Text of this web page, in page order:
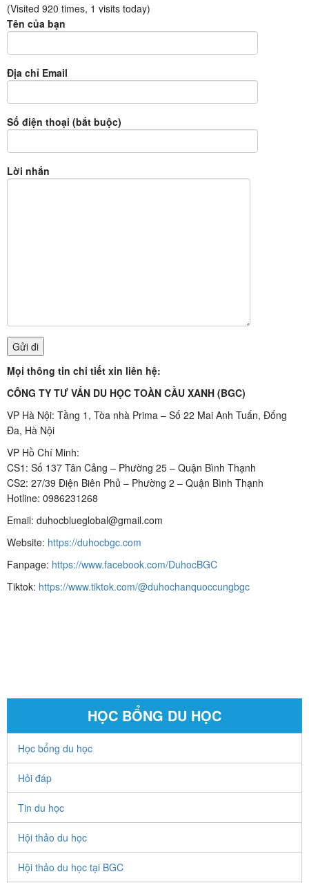
(Visited 920 times, 1 visits today)
Tên của bạn
Địa chỉ Email
Số điện thoại (bắt buộc)
Lời nhắn
Mọi thông tin chi tiết xin liên hệ:
CÔNG TY TƯ VẤN DU HỌC TOÀN CẦU XANH (BGC)
VP Hà Nội: Tầng 1, Tòa nhà Prima – Số 22 Mai Anh Tuấn, Đống
Đa, Hà Nội
VP Hồ Chí Minh:
CS1: Số 137 Tân Cảng – Phường 25 – Quận Bình Thạnh
CS2: 27/39 Điện Biên Phủ – Phường 2 – Quận Bình Thạnh
Hotline: 0986231268
Email: duhocblueglobal@gmail.com
Website: https://duhocbgc.com
Fanpage: https://www.facebook.com/DuhocBGC
Tiktok: https://www.tiktok.com/@duhochanquoccungbgc
HỌC BỔNG DU HỌC
Học bổng du học
Hỏi đáp
Tin du học
Hội thảo du học
Hội thảo du học tại BGC